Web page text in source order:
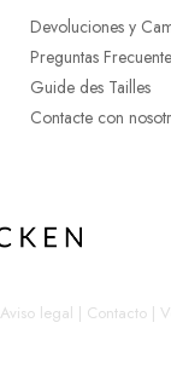
Devoluciones y
Preguntas
Guide des Tailles
Contacte con
Aviso legal | Contacto |